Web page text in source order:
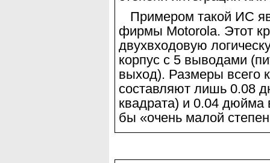
Примером такой ИС
фирмы Motorola. Этот
двухвходовую
корпус с 5 выводами
выход). Размеры всего
составляют лишь 0.08
квадрата) и 0.04 дюйма
бы «очень малой